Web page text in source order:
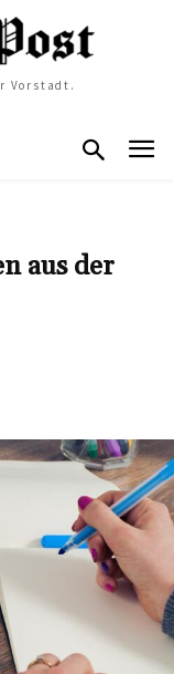
Vorstadt.
aus der